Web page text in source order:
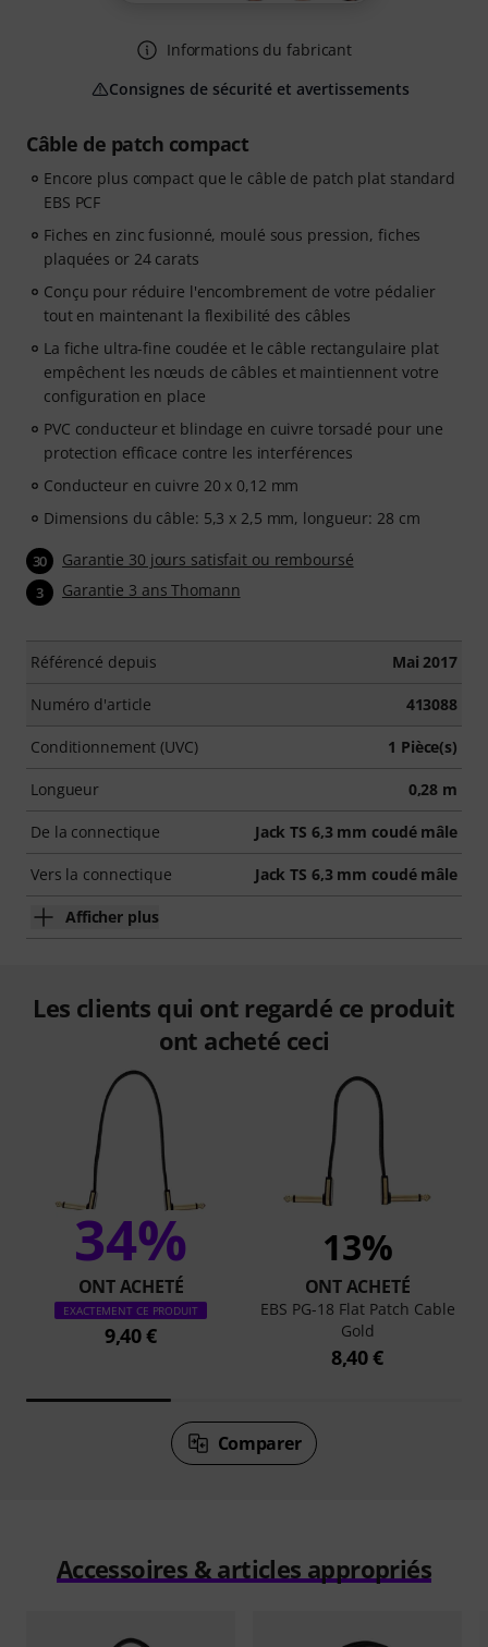
Câble de patch compact
Encore plus compact que le câble de patch plat standard
EBS PCF
Fiches en zinc fusionné, moulé sous pression, fiches
plaquées or 24 carats
Conçu pour réduire l'encombrement de votre pédalier
tout en maintenant la flexibilité des câbles
La fiche ultra-fine coudée et le câble rectangulaire plat
empêchent les nœuds de câbles et maintiennent votre
configuration en place
PVC conducteur et blindage en cuivre torsadé pour une
protection efficace contre les interférences
Conducteur en cuivre 20 x 0,12 mm
Dimensions du câble: 5,3 x 2,5 mm, longueur: 28 cm
30 Garantie 30 jours satisfait ou remboursé
3 Garantie 3 ans Thomann
Référencé depuis Mai 2017
Numéro d'article 413088
Conditionnement (UVC) 1 Pièce(s)
Longueur 0,28 m
De la connectique Jack TS 6,3 mm coudé mâle
Vers la connectique Jack TS 6,3 mm coudé mâle
Afficher plus
Informations du fabricant
Consignes de sécurité et avertissements
Les clients qui ont regardé ce produit
ont acheté ceci
34%
ONT ACHETÉ
EXACTEMENT CE PRODUIT
9,40 €
13%
ONT ACHETÉ
EBS PG-18 Flat Patch Cable
Gold
8,40 €
Comparer
Accessoires & articles appropriés